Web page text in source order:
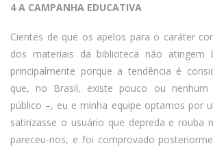
4 A CAMPANHA EDUCATIVA
Cientes de que os apelos para o caráter
dos materiais da biblioteca não atingem
principalmente porque a tendência é
que, no Brasil, existe pouco ou nenhum
público –, eu e minha equipe optamos por
satirizasse o usuário que depreda e rouba
pareceu-nos, e foi comprovado